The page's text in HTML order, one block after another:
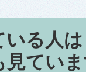
いる人は
見てい